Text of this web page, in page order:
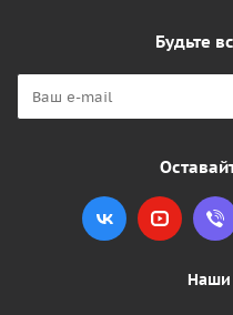
Будьте
Наши